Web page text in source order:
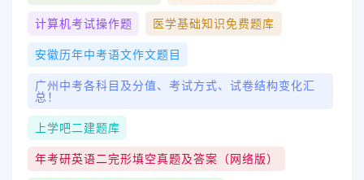
计算机考试操作题 医学基础知识免费题库
安徽历年中考语文作文题目
广州中考各科目及分值、考试方式、试卷结构变化汇
总！
上学吧二建题库
年考研英语二完形填空真题及答案（网络版）